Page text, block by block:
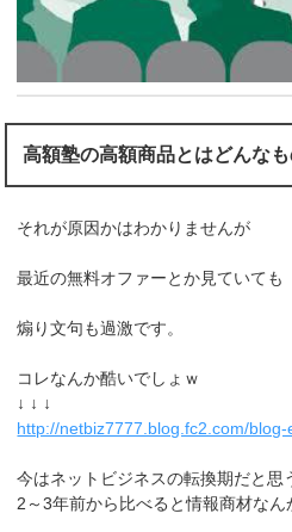
高額塾の高額商品とはどんなも
それが原因かはわかりませんが
最近の無料オファーとか見ていても
煽り文句も過激です。
コレなんか酷いでしょｗ
↓ ↓ ↓
http://netbiz7777.blog.fc2.com/
今はネットビジネスの転換期だと思
2～3年前から比べると情報商材なん